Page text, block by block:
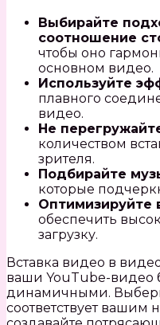
Выбирайте
соотношение
чтобы оно
основном видео.
Используйте
плавного
видео.
Не
количеством
зрителя.
Подбирайте
которые
Оптимизируйте
обеспечить
загрузку.
Вставка видео в
ваши YouTube-видео
динамичными.
соответствует вашим